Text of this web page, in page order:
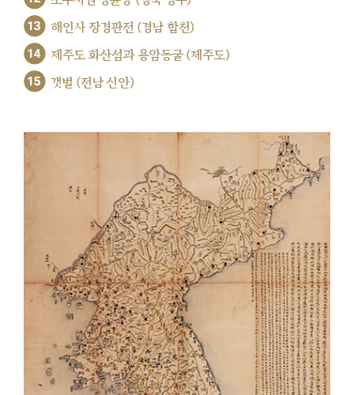
13 해인사 장경판전 (경남 합천)
14 제주도 화산섬과 용암동굴 (제주도)
15 갯벌 (전남 신안)